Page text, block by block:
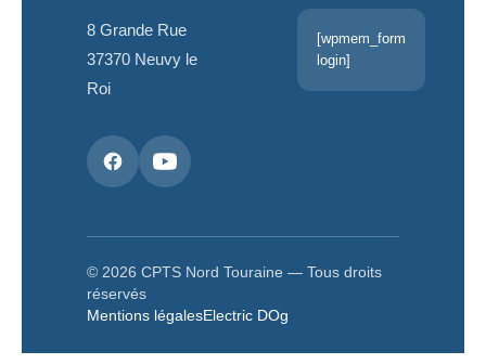
8 Grande Rue
37370 Neuvy le
Roi
[wpmem_form
login]
© 2026 CPTS Nord Touraine — Tous droits
réservés
Mentions légalesElectric DOg